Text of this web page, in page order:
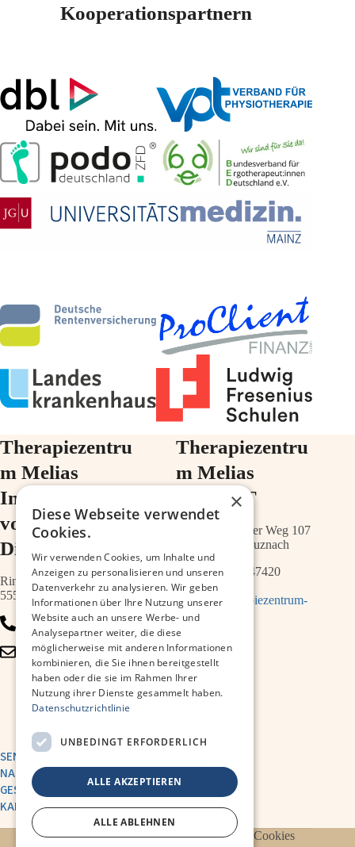
Kooperationspartnern
Therapiezentru
m Melias
Im Ärztehaus
vor der
Diakonie
Ringstr.64a
55543 Bad Kreuznach
0671 – 79467700
info@therapiezentrum-
kh.de
Therapiezentru
m Melias
im ZIMT
Schwabenheimer Weg 107
55543 Bad Kreuznach
0671 – 21547420
info@therapiezentrum-
melias.de
SENDE UNS EINE
NACHRICHT
GESUNDHEITSAKADEMIE
KARRIERE
Datenschutzerklärung Impressum Cookies
×
Diese Webseite verwendet
Cookies.
Wir verwenden Cookies, um Inhalte und
Anzeigen zu personalisieren und unseren
Datenverkehr zu analysieren. Wir geben
Informationen über Ihre Nutzung unserer
Website auch an unsere Werbe- und
Analysepartner weiter, die diese
möglicherweise mit anderen Informationen
kombinieren, die Sie ihnen bereitgestellt
haben oder die sie im Rahmen Ihrer
Nutzung ihrer Dienste gesammelt haben.
Datenschutzrichtlinie
UNBEDINGT ERFORDERLICH
ALLE AKZEPTIEREN
ALLE ABLEHNEN